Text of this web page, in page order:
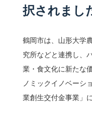
択されまし
鶴岡市は、山形大学
究所などと連携し、
業・食文化に新たな
ノミックイノベーシ
業創生交付金事業」